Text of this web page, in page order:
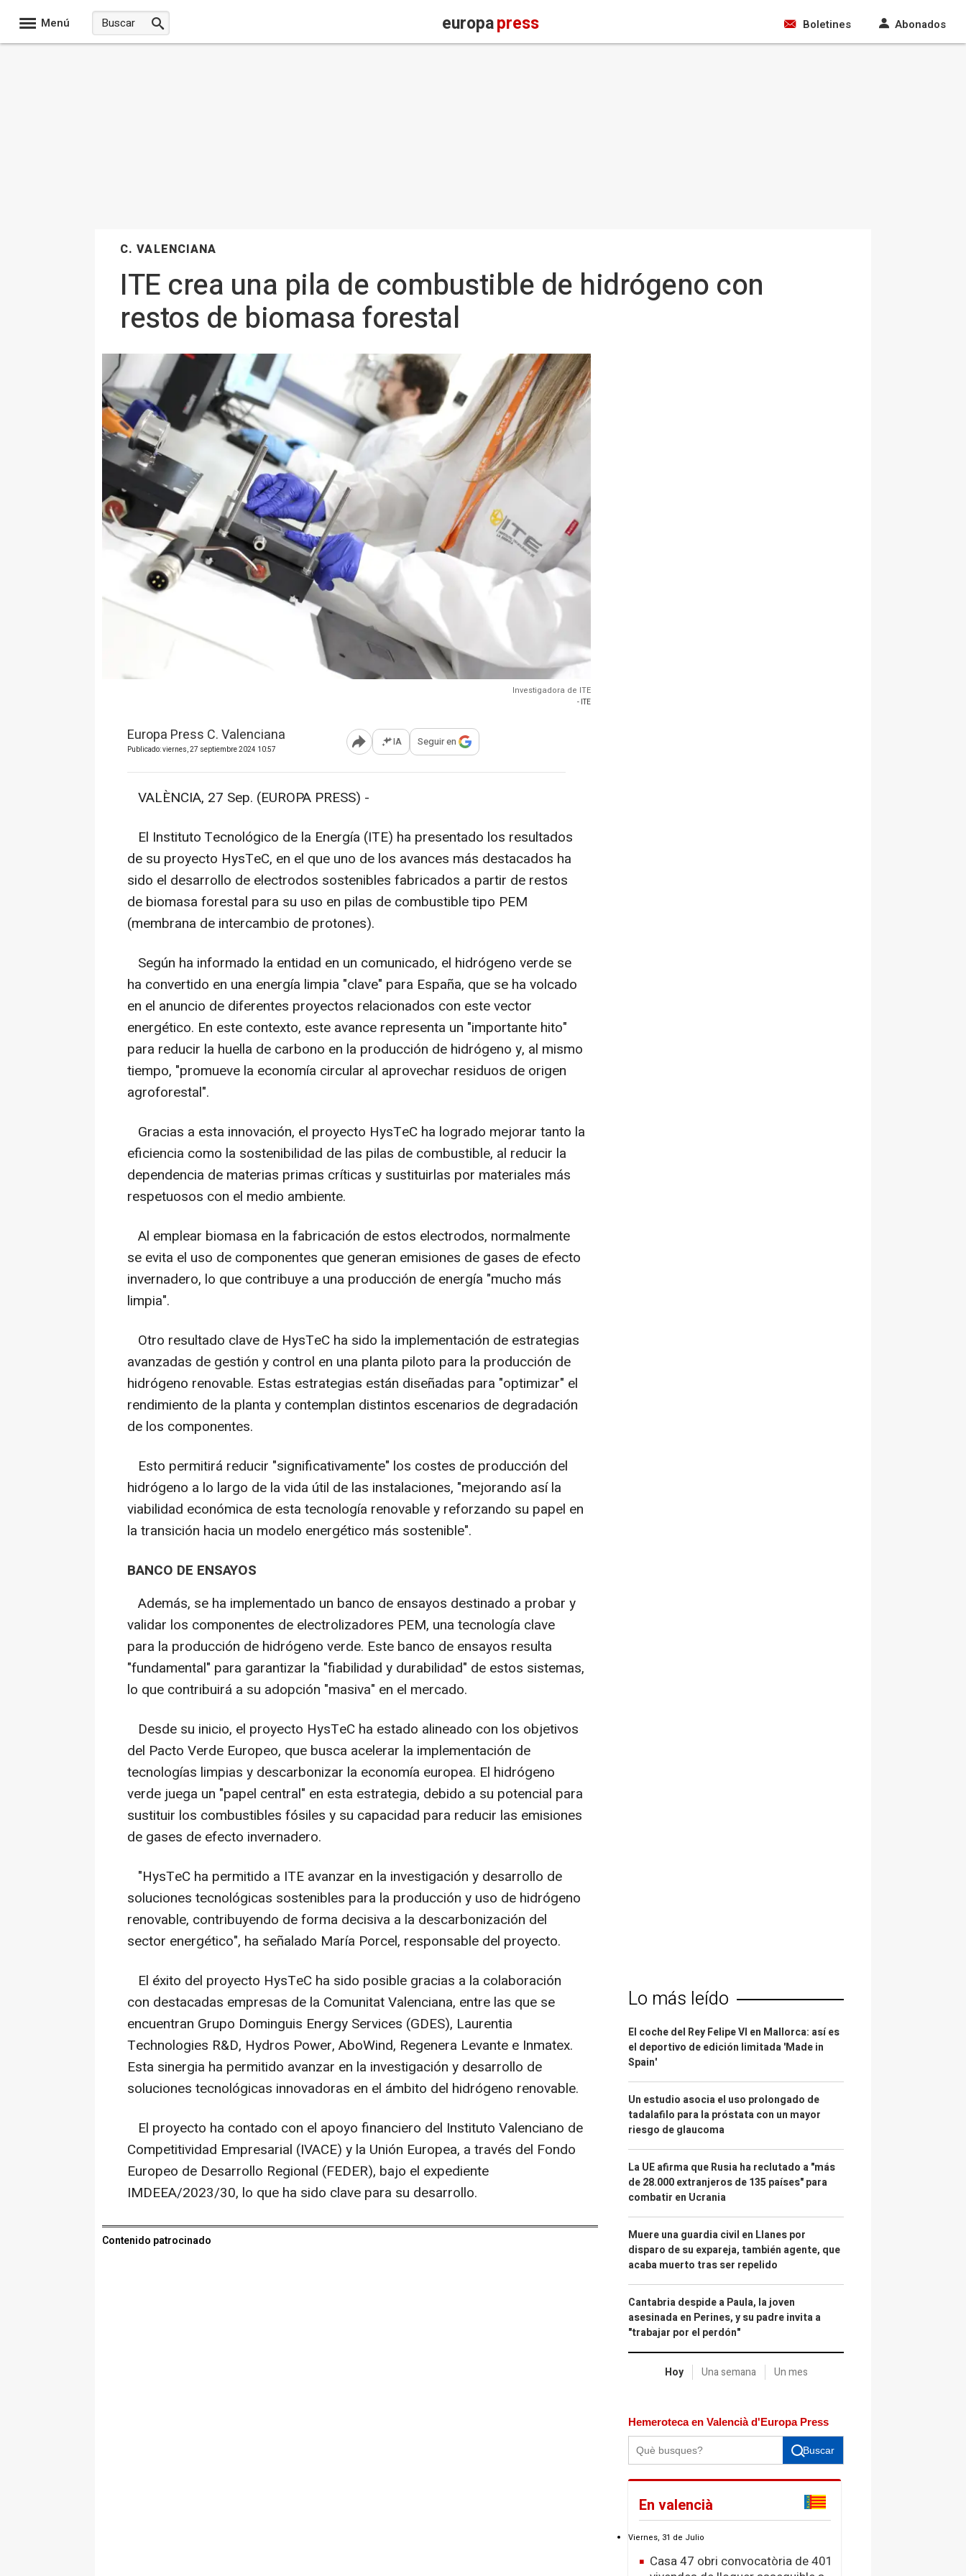
Menú europapress Boletines Abonados
C. VALENCIANA
ITE crea una pila de combustible de hidrógeno con
restos de biomasa forestal
Investigadora de ITE
- ITE
Europa Press C. Valenciana
Publicado: viernes, 27 septiembre 2024 10:57 Abrir opciones para compartir
IA Seguir en
VALÈNCIA, 27 Sep. (EUROPA PRESS) -
El Instituto Tecnológico de la Energía (ITE) ha presentado los resultados
de su proyecto HysTeC, en el que uno de los avances más destacados ha
sido el desarrollo de electrodos sostenibles fabricados a partir de restos
de biomasa forestal para su uso en pilas de combustible tipo PEM
(membrana de intercambio de protones).
Según ha informado la entidad en un comunicado, el hidrógeno verde se
ha convertido en una energía limpia "clave" para España, que se ha volcado
en el anuncio de diferentes proyectos relacionados con este vector
energético. En este contexto, este avance representa un "importante hito"
para reducir la huella de carbono en la producción de hidrógeno y, al mismo
tiempo, "promueve la economía circular al aprovechar residuos de origen
agroforestal".
Gracias a esta innovación, el proyecto HysTeC ha logrado mejorar tanto la
eficiencia como la sostenibilidad de las pilas de combustible, al reducir la
dependencia de materias primas críticas y sustituirlas por materiales más
respetuosos con el medio ambiente.
Al emplear biomasa en la fabricación de estos electrodos, normalmente
se evita el uso de componentes que generan emisiones de gases de efecto
invernadero, lo que contribuye a una producción de energía "mucho más
limpia".
Otro resultado clave de HysTeC ha sido la implementación de estrategias
avanzadas de gestión y control en una planta piloto para la producción de
hidrógeno renovable. Estas estrategias están diseñadas para "optimizar" el
rendimiento de la planta y contemplan distintos escenarios de degradación
de los componentes.
Esto permitirá reducir "significativamente" los costes de producción del
hidrógeno a lo largo de la vida útil de las instalaciones, "mejorando así la
viabilidad económica de esta tecnología renovable y reforzando su papel en
la transición hacia un modelo energético más sostenible".
BANCO DE ENSAYOS
Además, se ha implementado un banco de ensayos destinado a probar y
validar los componentes de electrolizadores PEM, una tecnología clave
para la producción de hidrógeno verde. Este banco de ensayos resulta
"fundamental" para garantizar la "fiabilidad y durabilidad" de estos sistemas,
lo que contribuirá a su adopción "masiva" en el mercado.
Desde su inicio, el proyecto HysTeC ha estado alineado con los objetivos
del Pacto Verde Europeo, que busca acelerar la implementación de
tecnologías limpias y descarbonizar la economía europea. El hidrógeno
verde juega un "papel central" en esta estrategia, debido a su potencial para
sustituir los combustibles fósiles y su capacidad para reducir las emisiones
de gases de efecto invernadero.
"HysTeC ha permitido a ITE avanzar en la investigación y desarrollo de
soluciones tecnológicas sostenibles para la producción y uso de hidrógeno
renovable, contribuyendo de forma decisiva a la descarbonización del
sector energético", ha señalado María Porcel, responsable del proyecto.
El éxito del proyecto HysTeC ha sido posible gracias a la colaboración
con destacadas empresas de la Comunitat Valenciana, entre las que se
encuentran Grupo Dominguis Energy Services (GDES), Laurentia
Technologies R&D, Hydros Power, AboWind, Regenera Levante e Inmatex.
Esta sinergia ha permitido avanzar en la investigación y desarrollo de
soluciones tecnológicas innovadoras en el ámbito del hidrógeno renovable.
El proyecto ha contado con el apoyo financiero del Instituto Valenciano de
Competitividad Empresarial (IVACE) y la Unión Europea, a través del Fondo
Europeo de Desarrollo Regional (FEDER), bajo el expediente
IMDEEA/2023/30, lo que ha sido clave para su desarrollo.
Contenido patrocinado
Lo más leído
El coche del Rey Felipe VI en Mallorca: así es
el deportivo de edición limitada 'Made in
Spain'
Un estudio asocia el uso prolongado de
tadalafilo para la próstata con un mayor
riesgo de glaucoma
La UE afirma que Rusia ha reclutado a "más
de 28.000 extranjeros de 135 países" para
combatir en Ucrania
Muere una guardia civil en Llanes por
disparo de su expareja, también agente, que
acaba muerto tras ser repelido
Cantabria despide a Paula, la joven
asesinada en Perines, y su padre invita a
"trabajar por el perdón"
Hoy Una semana Un mes
Hemeroteca en Valencià d'Europa Press
Buscar
En valencià
Viernes, 31 de Julio
Casa 47 obri convocatòria de 401